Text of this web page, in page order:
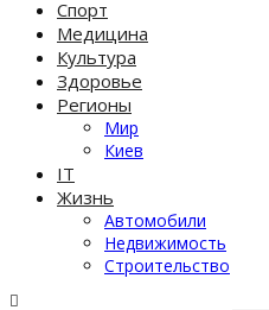
Спорт
Медицина
Культура
Здоровье
Регионы
Мир
Киев
IT
Жизнь
Автомобили
Недвижимость
Строительство